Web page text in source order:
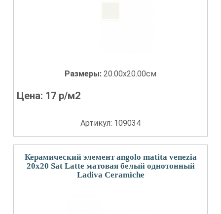
Размеры: 20.00x20.00см
Цена: 17 р/м2
Артикул: 109034
Керамический элемент angolo matita venezia
20x20 Sat Latte матовая белый однотонный
Ladiva Сeramiche